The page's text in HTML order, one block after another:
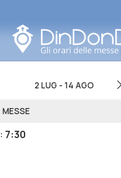
2 LUG - 14 AGO
MESSE
: 7:30